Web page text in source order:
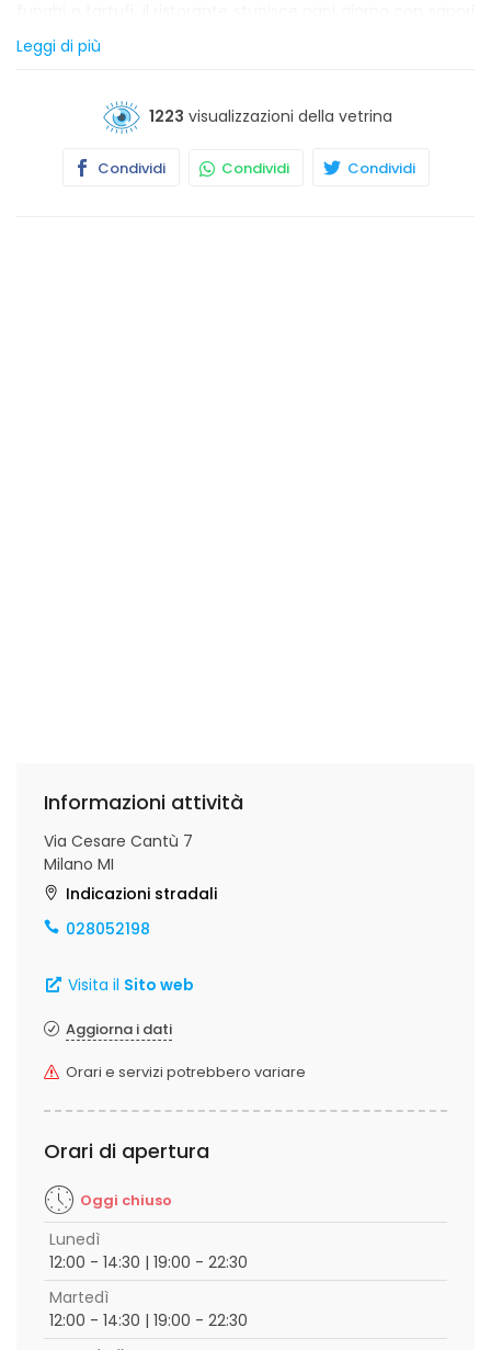
rivisitati ed autentici. I vini proposti alla carta e la cantina,
fornita dei più pregiati nettari nazionali ed internazionali,
festeggiare ricorrenze con delicati banchetti; troverete
personale qualificato che parla inglese, servizi per disabili,
trascorrere momenti rilassanti allinsegna delle migliori
Leggi di più
1223 visualizzazioni della vetrina
Condividi Condividi Condividi
Informazioni attività
Via Cesare Cantù 7
Milano MI
Indicazioni stradali
028052198
Visita il Sito web
Aggiorna i dati
Orari e servizi potrebbero variare
Orari di apertura
Oggi chiuso
Lunedì
12:00 - 14:30 | 19:00 - 22:30
Martedì
12:00 - 14:30 | 19:00 - 22:30